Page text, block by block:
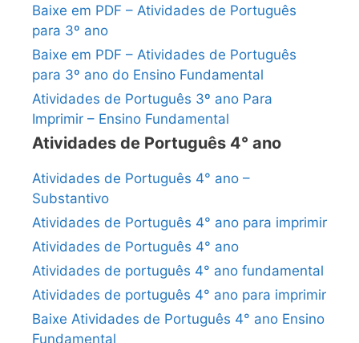
Baixe em PDF – Atividades de Português
para 3º ano
Baixe em PDF – Atividades de Português
para 3º ano do Ensino Fundamental
Atividades de Português 3º ano Para
Imprimir – Ensino Fundamental
Atividades de Português 4° ano
Atividades de Português 4° ano –
Substantivo
Atividades de Português 4° ano para imprimir
Atividades de Português 4° ano
Atividades de português 4° ano fundamental
Atividades de português 4° ano para imprimir
Baixe Atividades de Português 4° ano Ensino
Fundamental